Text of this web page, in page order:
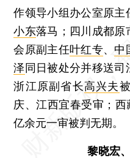
作领导小组办公室原主
小东落马；四川成都原
会原副主任叶红专、 中
泽同日被处分并移送司
浙江原副省长高兴夫
庆、江西宜春受审；西
亿余元一审被判无期。
黎晓宏